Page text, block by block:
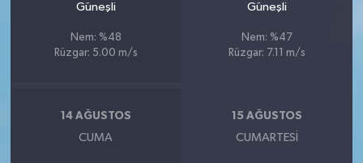
Güneşli
Nem: %48
Rüzgar: 5.00 m/s
Güneşli
Nem: %47
Rüzgar: 7.11 m/s
14 AĞUSTOS
CUMA
15 AĞUSTOS
CUMARTESI